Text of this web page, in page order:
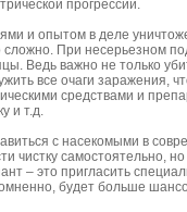
прогрессии.
и опытом в деле
сложно. При несерьезном
Ведь важно не только
все очаги заражения,
средствами и
и т.д.
с насекомыми в
чистку самостоятельно, но
– это пригласить
будет больше